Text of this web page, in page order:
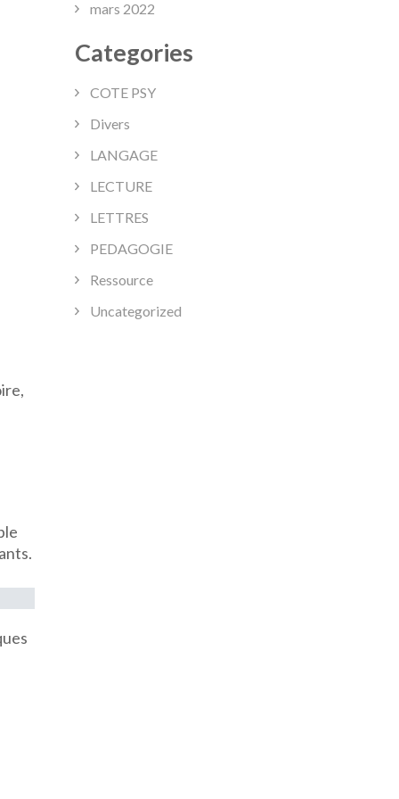
mars 2022
Categories
COTE PSY
Divers
LANGAGE
LECTURE
LETTRES
PEDAGOGIE
Ressource
Uncategorized